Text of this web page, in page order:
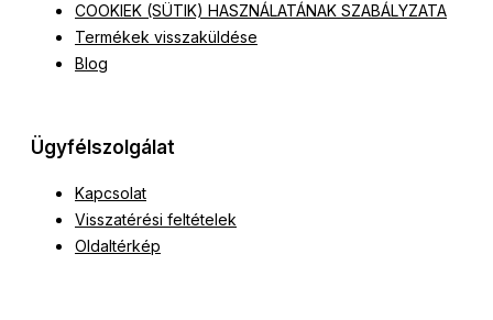
COOKIEK (SÜTIK) HASZNÁLATÁNAK SZABÁLYZATA
Termékek visszaküldése
Blog
Ügyfélszolgálat
Kapcsolat
Visszatérési feltételek
Oldaltérkép